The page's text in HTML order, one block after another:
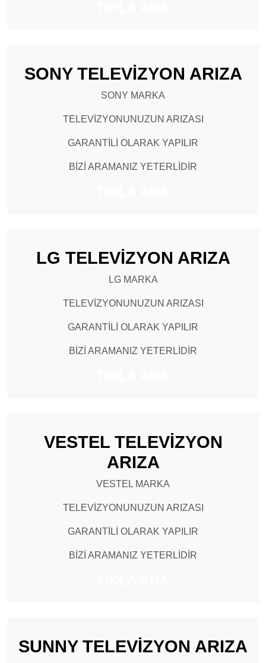
SONY TELEVİZYON ARIZA
SONY MARKA
TELEVİZYONUNUZUN ARIZASI
GARANTİLİ OLARAK YAPILIR
BİZİ ARAMANIZ YETERLİDİR
LG TELEVİZYON ARIZA
LG MARKA
TELEVİZYONUNUZUN ARIZASI
GARANTİLİ OLARAK YAPILIR
BİZİ ARAMANIZ YETERLİDİR
VESTEL TELEVİZYON
ARIZA
VESTEL MARKA
TELEVİZYONUNUZUN ARIZASI
GARANTİLİ OLARAK YAPILIR
BİZİ ARAMANIZ YETERLİDİR
SUNNY TELEVİZYON ARIZA